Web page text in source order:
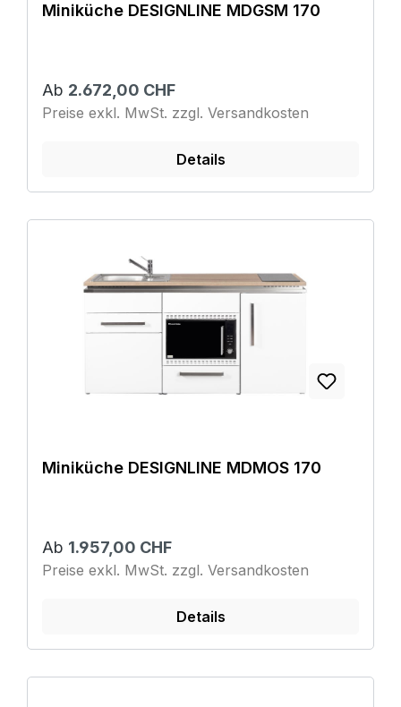
Miniküche DESIGNLINE MDGSM 170
Ab 2.672,00 CHF
Preise exkl. MwSt. zzgl. Versandkosten
Details
Miniküche DESIGNLINE MDMOS 170
Ab 1.957,00 CHF
Preise exkl. MwSt. zzgl. Versandkosten
Details